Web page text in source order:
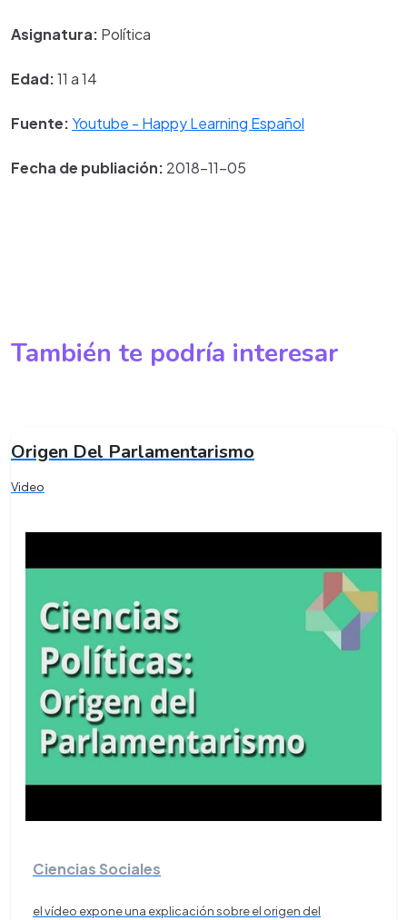
Asignatura: Política
Edad:11 a 14
Fuente:Youtube - Happy Learning Español
Fecha de publiación: 2018-11-05
También te podría interesar
Origen Del Parlamentarismo
Video
Ciencias Sociales
el vídeo expone una explicación sobre el origen del